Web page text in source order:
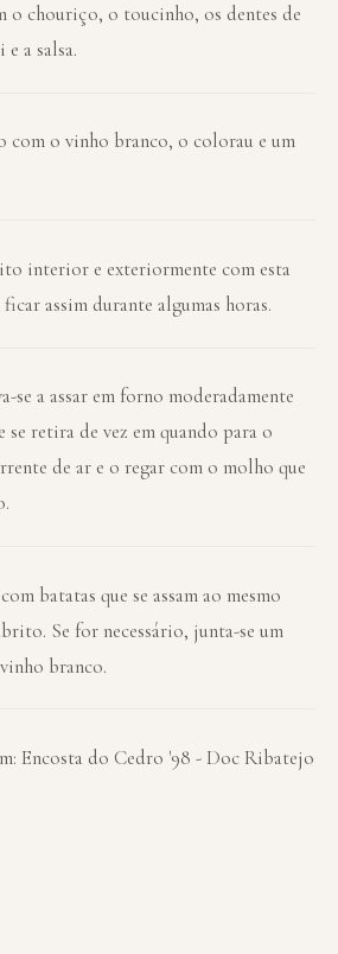
o chouriço, o toucinho, os dentes de
a salsa.
com o vinho branco, o colorau e um
interior e exteriormente com esta
assim durante algumas horas.
se a assar em forno moderadamente
se retira de vez em quando para o
de ar e o regar com o molho que
batatas que se assam ao mesmo
Se for necessário, junta-se um
branco.
Encosta do Cedro '98 - Doc Ribatejo